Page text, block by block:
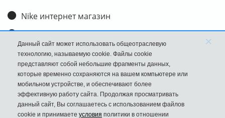
Nike интернет магазин
Доставка и оплата
Обмен и возврат
Размеры
FAQ
Новости
Данный сайт может использовать общеотраслевую
технологию, называемую cookie. Файлы cookie
представляют собой небольшие фрагменты данных,
которые временно сохраняются на вашем компьютере или
мобильном устройстве, и обеспечивают более
эффективную работу сайта. Продолжая просматривать
данный сайт, Вы соглашаетесь с использованием файлов
cookie и принимаете условия политики в отношении
×